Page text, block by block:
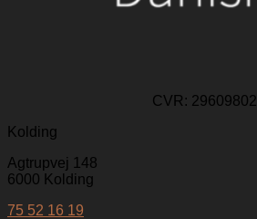
CVR: 29609802
Kolding
Agtrupvej 148
6000 Kolding
75 52 16 19